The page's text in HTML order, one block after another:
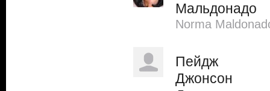
Мальдонадо
Norma
Пейдж
Джонсон